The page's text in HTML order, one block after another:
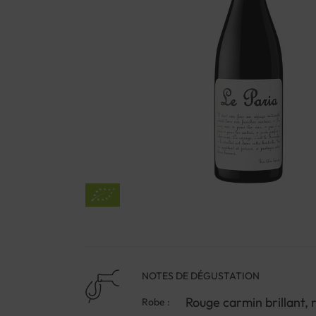
NOTES DE DÉGUSTATION
Robe : Rouge carmin brillant,